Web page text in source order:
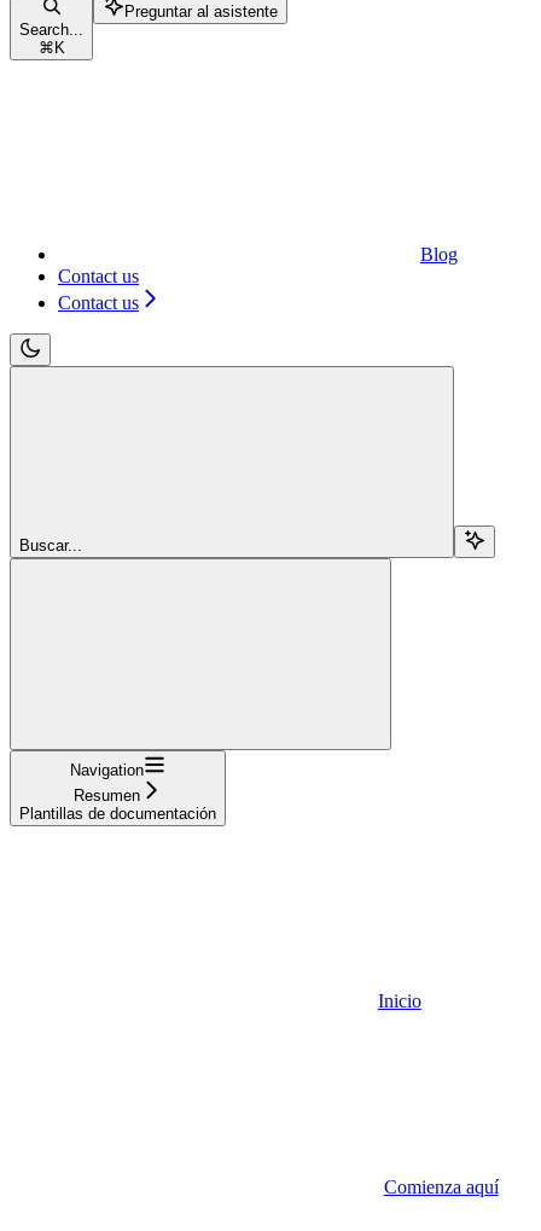
Search...
⌘ K
Preguntar al asistente
Blog
Contact us
Contact us
Buscar...
Navigation
Resumen
Plantillas de documentación
Inicio
Comienza aquí